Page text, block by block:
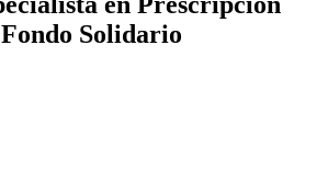
Solidario